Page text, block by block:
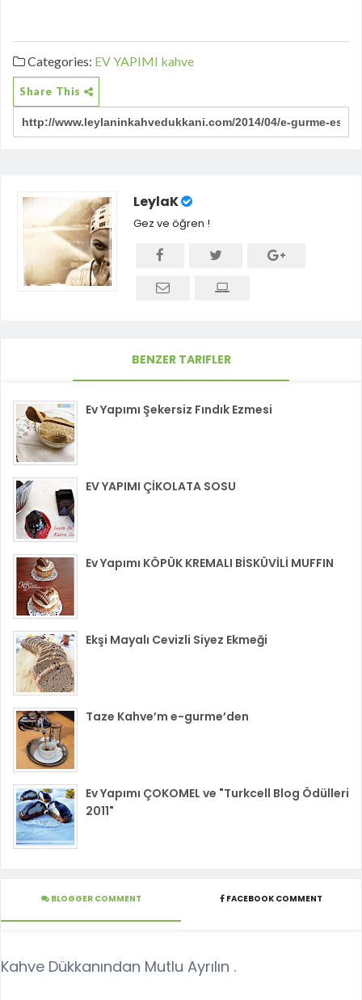
Categories: EV YAPIMI kahve
Share This
LeylaK
Gez ve öğren !
BENZER TARIFLER
Ev Yapımı Şekersiz Fındık Ezmesi
EV YAPIMI ÇİKOLATA SOSU
Ev Yapımı KÖPÜK KREMALI BİSKÜVİLİ MUFFIN
Ekşi Mayalı Cevizli Siyez Ekmeği
Taze Kahve’m e-gurme’den
Ev Yapımı ÇOKOMEL ve "Turkcell Blog Ödülleri
2011"
BLOGGER COMMENT FACEBOOK COMMENT
Kahve Dükkanından Mutlu Ayrılın .